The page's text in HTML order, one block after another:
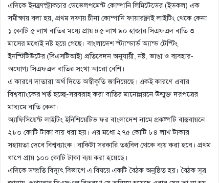
এদিকে ইনফ্রাস্ট্রাকচার ডেভেলপমেন্ট কোম্পানি লিমিটেডের (ইডকল) এক
সমীক্ষায় বলা হয়, প্রথম দফায় চীনা কোম্পানি ফায়ারফ্লাই লাইটিং থেকে কেনা
১ কোটি ৫ লাখ বাতির মধ্যে প্রায় ৪৫ লাখ ৯০ হাজার সিএফএল বাতি ৩
মাসের মধ্যেই নষ্ট হয়ে গেছে। বাংলাদেশ স্ট্যান্ডার্ড অ্যান্ড টেস্টিং
ইনস্টিটিউটের (বিএসটিআই) প্রতিবেদন অনুযায়ী, নষ্ট, ভাঙা ও ব্যবহার-
অযোগ্য সিএফএল বাতির সংখা আরো বেশি।
এ কারণে দাতারা অর্থ দিতে অস্বীকৃতি জানিয়েছে। একই কারণে এবার
বিশ্বব্যাংকের শর্ত হচ্ছে-সরবরাহ করা বাতির মানোন্নয়নে উন্মুক্ত দরপত্রের
মাধ্যমে বাতি কেনা।
অ্যাফিসিয়েন্ট লাইটিং ইনিশিয়েটিভ ফর বাংলাদেশ নামে প্রকল্পটি বাস্তবায়নে
২৮০ কোটি টাকা ব্যয় ধরা হয়। এর মধ্যে ২৭৫ কোটি ৮৪ লাখ টাকার
সহায়তা দেবে বিশ্বব্যাংক। বাকিটা সরকারি তহবিল থেকে ব্যয় করা হবে। প্রথম
ধাপে প্রায় ১০০ কোটি টাকা ব্যয় করা হয়েছে।
এদিকে সম্প্রতি বিদ্যুৎ বিভাগে এ বিষয়ে একটি বৈঠক অনুষ্ঠিত হয়। বৈঠক সূত্র